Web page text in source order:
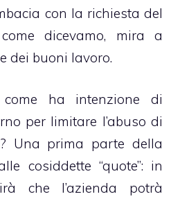
con la richiesta del
dicevamo, mira a
dei buoni lavoro.
come ha intenzione di
per limitare l’abuso di
Una prima parte della
cosiddette “quote”: in
che l’azienda potrà